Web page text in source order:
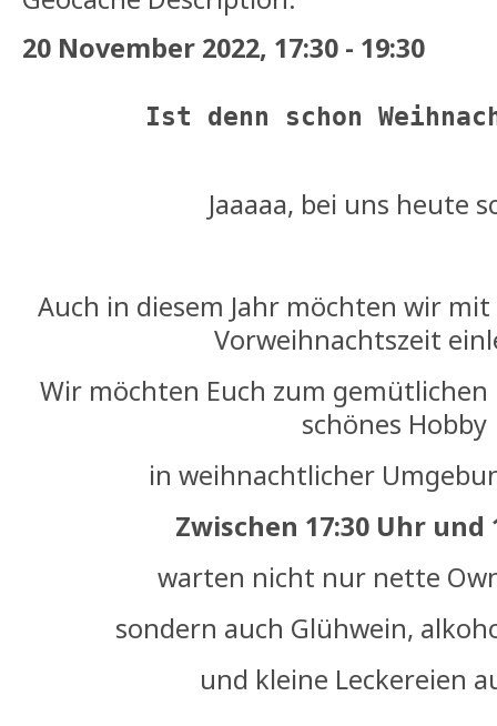
20 November 2022, 17:30 - 19:30
Ist denn schon
Jaaaaa, bei uns heute
Auch in diesem Jahr möchten wir
Vorweihnachtszeit
Wir möchten Euch zum
schönes Hobby
in weihnachtlicher
Zwischen 17:30 Uhr und
warten nicht nur nette
sondern auch Glühwein,
und kleine Leckereien